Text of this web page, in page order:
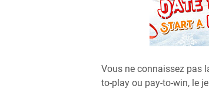
Vous ne connaissez pas
to-play ou pay-to-win, le